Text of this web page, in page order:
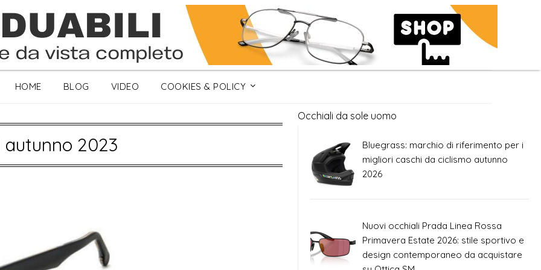
HOME BLOG VIDEO COOKIES & POLICY
Occhiali da sole uomo
autunno 2023
Bluegrass: marchio di riferimento per i
migliori caschi da ciclismo autunno
2026
Nuovi occhiali Prada Linea Rossa
Primavera Estate 2026: stile sportivo e
design contemporaneo da acquistare